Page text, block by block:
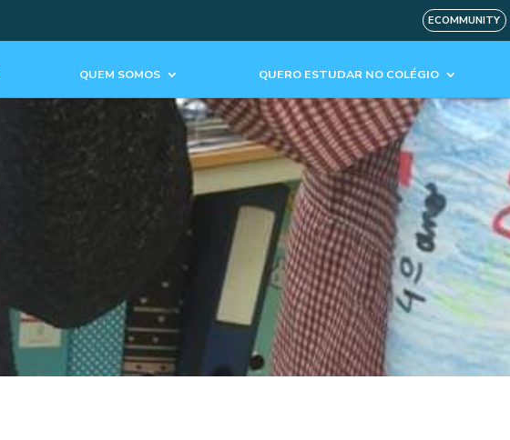
ECOMMUNITY
QUEM SOMOS QUERO ESTUDAR NO COLÉGIO